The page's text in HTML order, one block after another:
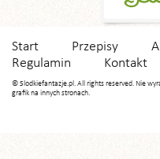
Start Przepisy
Regulamin
Kontakt
© Slodkiefantazje.pl. All rights reserved. Nie
grafik na innych stronach.